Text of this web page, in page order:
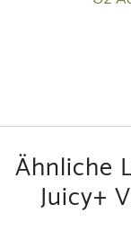
Ähnliche
Juicy+